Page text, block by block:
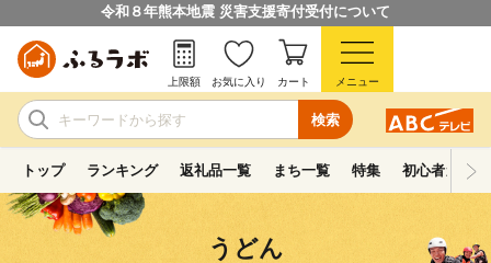
令和８年熊本地震 災害支援寄付受付について
検索
上限額 お気に入り カート メニュー
トップ ランキング 返礼品一覧 まち一覧 特集 初心者ガイド
うどん